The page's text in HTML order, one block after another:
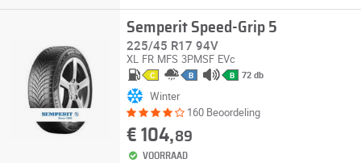
Semperit Speed-Grip 5
225/45 R17 94V
XL FR MFS 3PMSF EVc
C B B 72 db
Winter
160 Beoordeling
€ 104,89
VOORRAAD